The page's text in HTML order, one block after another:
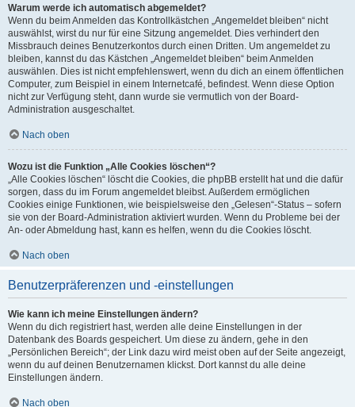
Warum werde ich automatisch abgemeldet?
Wenn du beim Anmelden das Kontrollkästchen „Angemeldet bleiben“ nicht
auswählst, wirst du nur für eine Sitzung angemeldet. Dies verhindert den
Missbrauch deines Benutzerkontos durch einen Dritten. Um angemeldet zu
bleiben, kannst du das Kästchen „Angemeldet bleiben“ beim Anmelden
auswählen. Dies ist nicht empfehlenswert, wenn du dich an einem öffentlichen
Computer, zum Beispiel in einem Internetcafé, befindest. Wenn diese Option
nicht zur Verfügung steht, dann wurde sie vermutlich von der Board-
Administration ausgeschaltet.
Nach oben
Wozu ist die Funktion „Alle Cookies löschen“?
„Alle Cookies löschen“ löscht die Cookies, die phpBB erstellt hat und die dafür
sorgen, dass du im Forum angemeldet bleibst. Außerdem ermöglichen
Cookies einige Funktionen, wie beispielsweise den „Gelesen“-Status – sofern
sie von der Board-Administration aktiviert wurden. Wenn du Probleme bei der
An- oder Abmeldung hast, kann es helfen, wenn du die Cookies löscht.
Nach oben
Benutzerpräferenzen und -einstellungen
Wie kann ich meine Einstellungen ändern?
Wenn du dich registriert hast, werden alle deine Einstellungen in der
Datenbank des Boards gespeichert. Um diese zu ändern, gehe in den
„Persönlichen Bereich“; der Link dazu wird meist oben auf der Seite angezeigt,
wenn du auf deinen Benutzernamen klickst. Dort kannst du alle deine
Einstellungen ändern.
Nach oben